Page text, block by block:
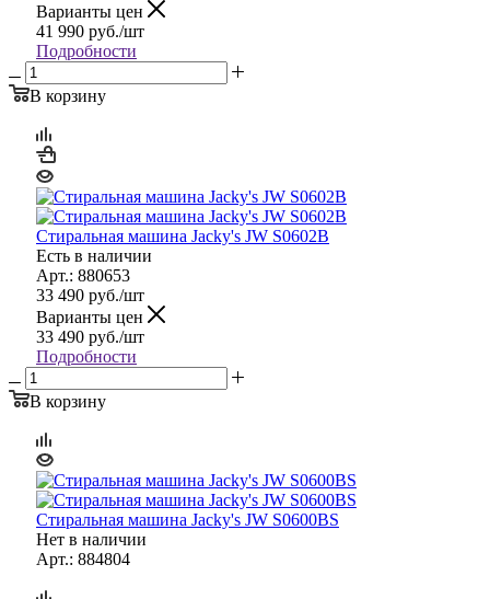
Варианты цен
41 990 руб./шт
Подробности
В корзину
Стиральная машина Jacky's JW S0602B
Есть в наличии
Арт.: 880653
33 490 руб./шт
Варианты цен
33 490 руб./шт
Подробности
В корзину
Стиральная машина Jacky's JW S0600BS
Нет в наличии
Арт.: 884804